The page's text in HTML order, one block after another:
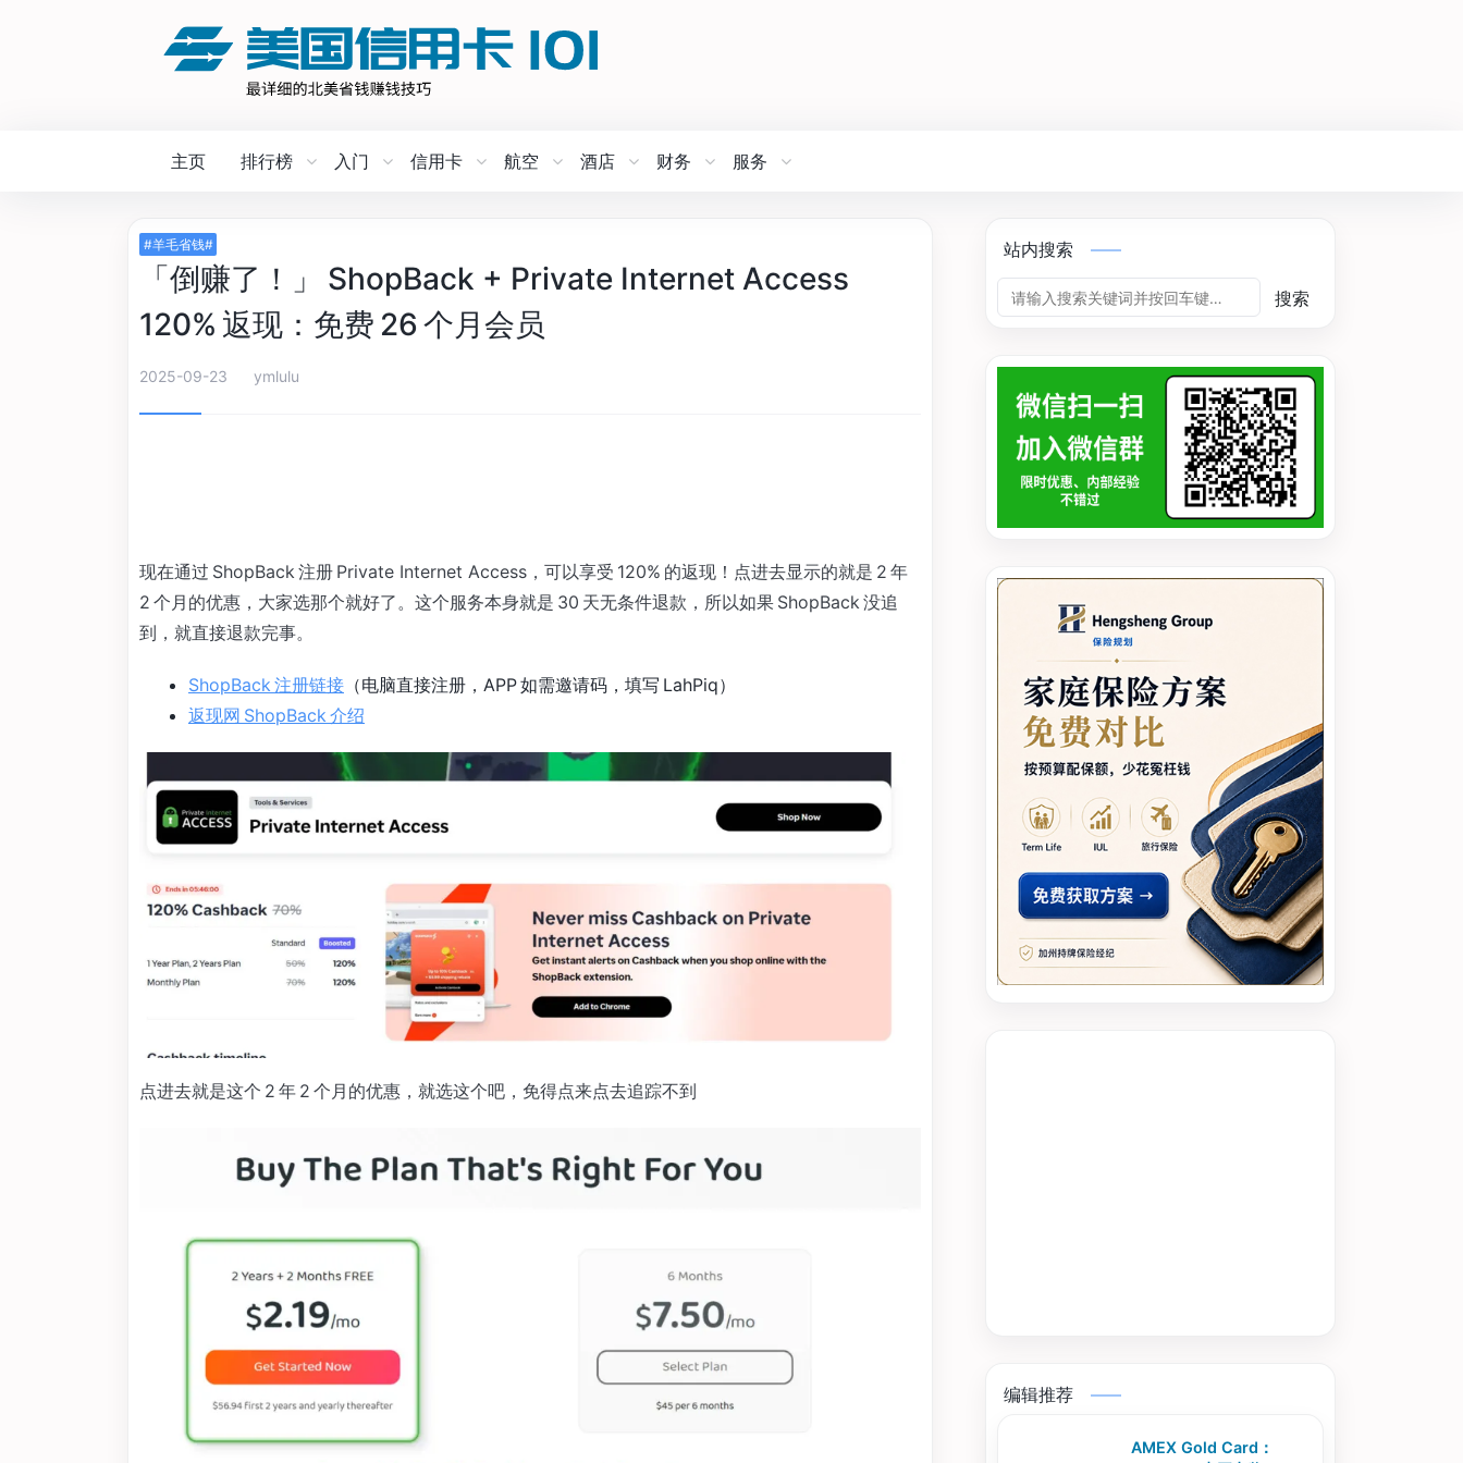
主页 排行榜 入门 信用卡 航空 酒店 财务 服务
#羊毛省钱#
「倒赚了！」 ShopBack + Private Internet Access
120% 返现：免费 26 个月会员
2025-09-23 ymlulu
现在通过 ShopBack 注册 Private Internet Access，可以享受 120% 的返现！点进去显示的就是 2 年
2 个月的优惠，大家选那个就好了。这个服务本身就是 30 天无条件退款，所以如果 ShopBack 没追
到，就直接退款完事。
ShopBack 注册链接 （电脑直接注册，APP 如需邀请码，填写 LahPiq）
返现网 ShopBack 介绍
点进去就是这个 2 年 2 个月的优惠，就选这个吧，免得点来点去追踪不到
站内搜索
搜索
编辑推荐
AMEX Gold Card：